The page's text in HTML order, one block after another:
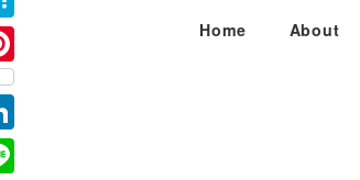
ツ
へ
移
動
Home About